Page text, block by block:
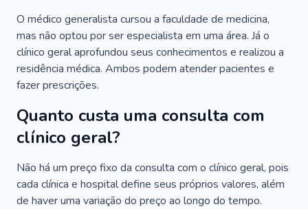
O médico generalista cursou a faculdade de medicina,
mas não optou por ser especialista em uma área. Já o
clínico geral aprofundou seus conhecimentos e realizou a
residência médica. Ambos podem atender pacientes e
fazer prescrições.
Quanto custa uma consulta com
clínico geral?
Não há um preço fixo da consulta com o clínico geral, pois
cada clínica e hospital define seus próprios valores, além
de haver uma variação do preço ao longo do tempo.